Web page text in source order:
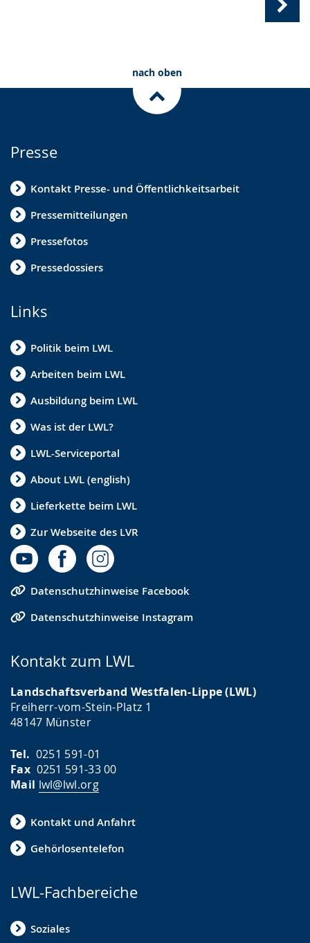
nach oben
Presse
Kontakt Presse- und Öffentlichkeitsarbeit
Pressemitteilungen
Pressefotos
Pressedossiers
Links
Politik beim LWL
Arbeiten beim LWL
Ausbildung beim LWL
Was ist der LWL?
LWL-Serviceportal
About LWL (english)
Lieferkette beim LWL
Zur Webseite des LVR
Datenschutzhinweise Facebook
Datenschutzhinweise Instagram
Kontakt zum LWL
Landschaftsverband Westfalen-Lippe (LWL)
Freiherr-vom-Stein-Platz 1
48147 Münster
Tel. 0251 591-01
Fax0251 591-33 00
Mail lwl@lwl.org
Kontakt und Anfahrt
Gehörlosentelefon
LWL-Fachbereiche
Soziales